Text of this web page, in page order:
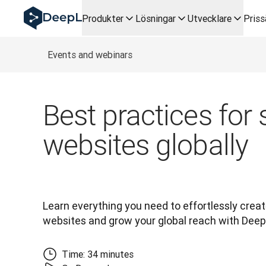
DeepL för AI-agenter
DeepL:s Translation Flow: Nya AI-drivna arbetsflöden för
How we brought Swiss German to DeepL
Från högkvalitativ textöversättning till röstplattform i
Building an instantly accessible voice demo with DeepL
Produkter Lösningar Utvecklare
Events and webinars
Best practices for
websites globally
Learn everything you need to effortlessly
websites and grow your global reach with
Time: 34 minutes